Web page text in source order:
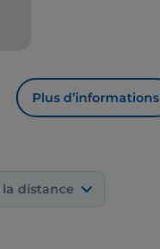
Plus d’informations
distance